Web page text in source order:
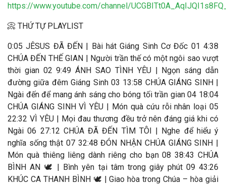
https://www.youtube.com/channel/
📀 THỨ TỰ PLAYLIST
0:05 JÊSUS ĐÃ ĐẾN | Bài hát Giáng Sinh Cơ Đốc 01 4:38
CHÚA ĐẾN THẾ GIAN | Người trần thế có một ngôi sao vượt
thời gian 02 9:49 ÁNH SAO TÌNH YÊU | Ngọn sáng dẫn
đường giữa đêm Giáng Sinh 03 13:58 CHÚA GIÁNG SINH |
Ngài đến để mang ánh sáng cho bóng tối trần gian 04 18:04
CHÚA GIÁNG SINH VÌ YÊU | Món quà cứu rỗi nhân loại 05
22:32 VÌ YÊU | Mọi đau thương đều trở nên đáng giá khi có
Ngài 06 27:12 CHÚA ĐÃ ĐẾN TÌM TÔI | Nghe để hiểu ý
nghĩa sống thật 07 32:48 ĐÓN NHẬN CHÚA GIÁNG SINH |
Món quà thiêng liêng dành riêng cho bạn 08 38:43 CHÚA
BÌNH AN 🕊️ | Bình yên tại tâm trong giây phút 09 43:26
KHÚC CA THANH BÌNH 🕊️ | Giao hòa trong Chúa – hòa giải